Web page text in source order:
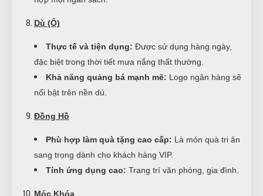
Dù (Ô)
Thực tế và tiện dụng: Được sử dụng hàng ngày,
đặc biệt trong thời tiết mưa nắng thất thường.
Khả năng quảng bá mạnh mẽ: Logo ngân hàng sẽ
nổi bật trên nền dù.
Đồng Hồ
Phù hợp làm quà tặng cao cấp: Là món quà tri ân
sang trọng dành cho khách hàng VIP.
Tính ứng dụng cao: Trang trí văn phòng, gia đình.
Móc Khóa